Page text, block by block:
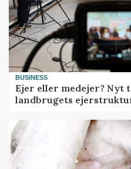
BUSINESS
Ejer eller medejer?
landbrugets